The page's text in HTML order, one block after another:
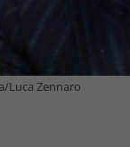
Luca Zennaro